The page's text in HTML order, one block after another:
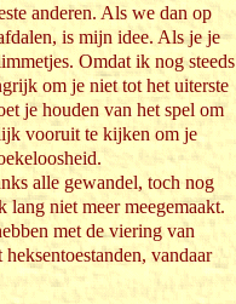
anderen. Als we dan op
is mijn idee. Als je je
Omdat ik nog steeds
om je niet tot het uiterste
je houden van het spel om
vooruit te kijken om je
alle gewandel, toch nog
lang niet meer meegemaakt.
met de viering van
vandaar